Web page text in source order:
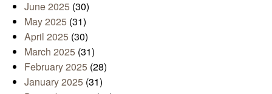
June 2025 (30)
May 2025 (31)
April 2025 (30)
March 2025 (31)
February 2025 (28)
January 2025 (31)